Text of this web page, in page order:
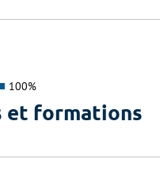
100%
et formations